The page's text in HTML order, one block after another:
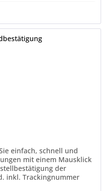
einfach, schnell und
mit einem Mausklick
der
inkl. Trackingnummer